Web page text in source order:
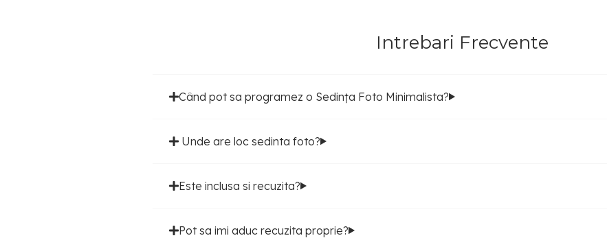
Intrebari Frecvente
Când pot sa programez o Sedința Foto Minimalista?
Unde are loc sedinta foto?
Este inclusa si recuzita?
Pot sa imi aduc recuzita proprie?